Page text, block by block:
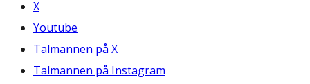
X
Youtube
Talmannen på X
Talmannen på Instagram